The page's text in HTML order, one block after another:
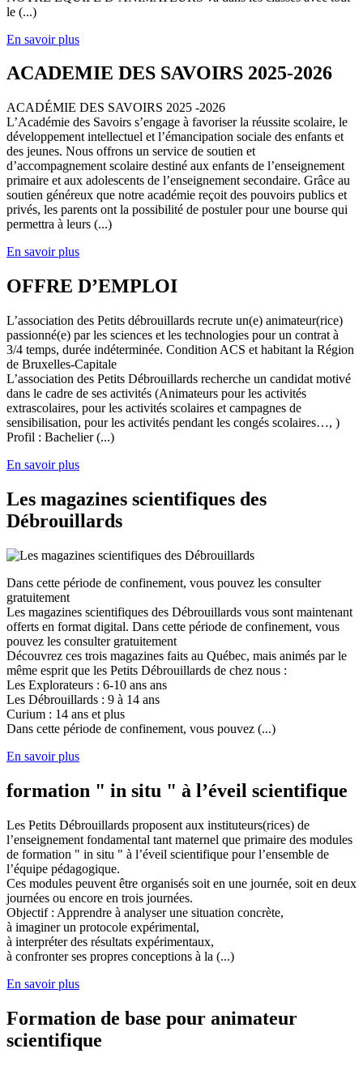
le (...)
En savoir plus
ACADEMIE DES SAVOIRS 2025-2026
ACADÉMIE DES SAVOIRS 2025 -2026
L’Académie des Savoirs s’engage à favoriser la réussite scolaire, le
développement intellectuel et l’émancipation sociale des enfants et
des jeunes. Nous offrons un service de soutien et
d’accompagnement scolaire destiné aux enfants de l’enseignement
primaire et aux adolescents de l’enseignement secondaire. Grâce au
soutien généreux que notre académie reçoit des pouvoirs publics et
privés, les parents ont la possibilité de postuler pour une bourse qui
permettra à leurs (...)
En savoir plus
OFFRE D’EMPLOI
L’association des Petits débrouillards recrute un(e) animateur(rice)
passionné(e) par les sciences et les technologies pour un contrat à
3/4 temps, durée indéterminée. Condition ACS et habitant la Région
de Bruxelles-Capitale
L’association des Petits Débrouillards recherche un candidat motivé
dans le cadre de ses activités (Animateurs pour les activités
extrascolaires, pour les activités scolaires et campagnes de
sensibilisation, pour les activités pendant les congés scolaires…, )
Profil : Bachelier (...)
En savoir plus
Les magazines scientifiques des
Débrouillards
Dans cette période de confinement, vous pouvez les consulter
gratuitement
Les magazines scientifiques des Débrouillards vous sont maintenant
offerts en format digital. Dans cette période de confinement, vous
pouvez les consulter gratuitement
Découvrez ces trois magazines faits au Québec, mais animés par le
même esprit que les Petits Débrouillards de chez nous :
Les Explorateurs : 6-10 ans ans
Les Débrouillards : 9 à 14 ans
Curium : 14 ans et plus
Dans cette période de confinement, vous pouvez (...)
En savoir plus
formation " in situ " à l’éveil scientifique
Les Petits Débrouillards proposent aux instituteurs(rices) de
l’enseignement fondamental tant maternel que primaire des modules
de formation " in situ " à l’éveil scientifique pour l’ensemble de
l’équipe pédagogique.
Ces modules peuvent être organisés soit en une journée, soit en deux
journées ou encore en trois journées.
Objectif : Apprendre à analyser une situation concrète,
à imaginer un protocole expérimental,
à interpréter des résultats expérimentaux,
à confronter ses propres conceptions à la (...)
En savoir plus
Formation de base pour animateur
scientifique